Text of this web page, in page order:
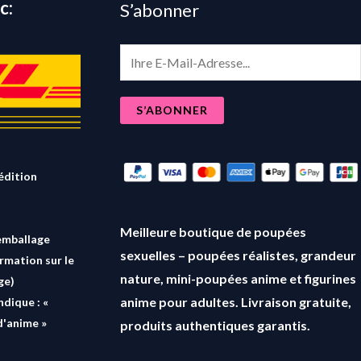
sur le
: «
»
S’abonner
m
a
i
S’ABONNER
Meilleure boutique de poupées
sexuelles – poupées réalistes, grandeur
nature, mini-poupées anime et figurines
anime pour adultes. Livraison gratuite,
produits authentiques garantis.